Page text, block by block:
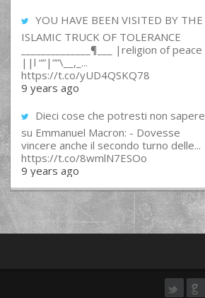
YOU HAVE BEEN VISITED BY THE
ISLAMIC TRUCK OF TOLERANCE
______________¶___ |religion of peace
||l “”|””\__,_...
https://t.co/yUD4QSKQ78
9 years ago
Dieci cose che potresti non sapere
su Emmanuel Macron: - Dovesse
vincere anche il secondo turno delle...
https://t.co/8wmlN7ESOo
9 years ago